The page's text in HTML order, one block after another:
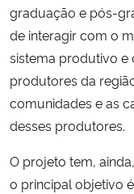
graduação e pós-
de interagir com o
sistema produtivo e
produtores da
comunidades e as
desses produtores.
O projeto tem,
o principal objetivo